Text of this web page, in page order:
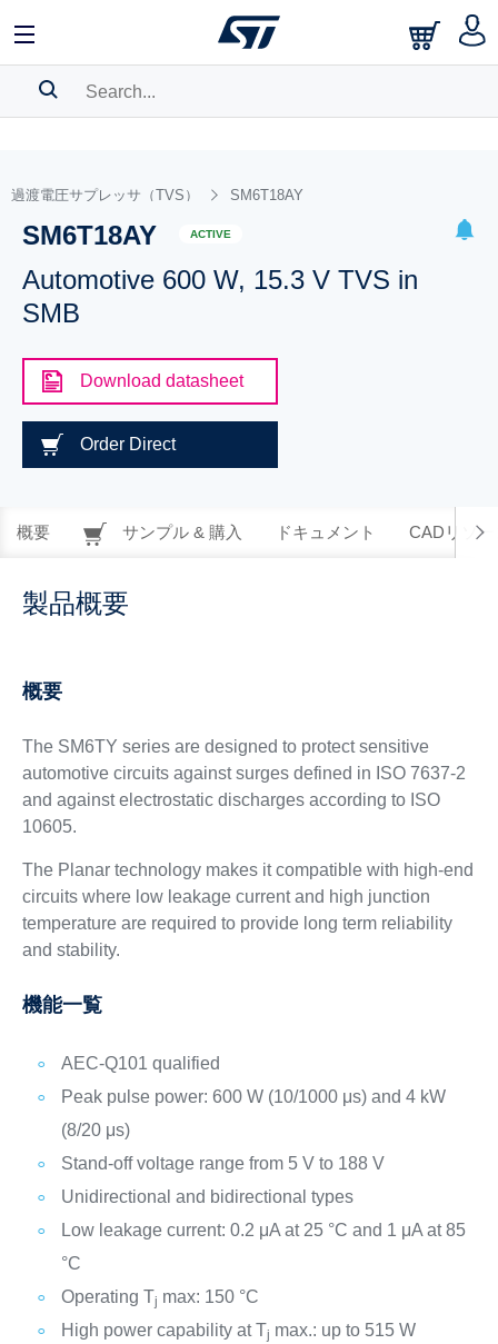
BOOKMARK
Pleaselog into show your saved searches.
過渡電圧サプレッサ（TVS） SM6T18AY
SM6T18AY ACTIVE
Automotive 600 W, 15.3 V TVS in
SMB
Download datasheet
Order Direct
概要 サンプル & 購入 ドキュメント CADリソー
製品概要
概要
The SM6TY series are designed to protect sensitive
automotive circuits against surges defined in ISO 7637-2
and against electrostatic discharges according to ISO
10605.
The Planar technology makes it compatible with high-end
circuits where low leakage current and high junction
temperature are required to provide long term reliability
and stability.
機能一覧
AEC-Q101 qualified
Peak pulse power: 600 W (10/1000 μs) and 4 kW
(8/20 μs)
Stand-off voltage range from 5 V to 188 V
Unidirectional and bidirectional types
Low leakage current: 0.2 μA at 25 °C and 1 μA at 85
°C
Operating Tj max: 150 °C
High power capability at Tj max.: up to 515 W